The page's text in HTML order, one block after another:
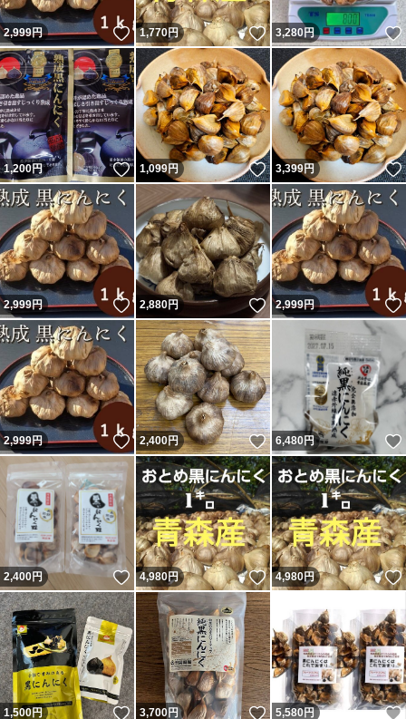
2,999円 いいね！
1,770円 いいね！
3,280円
1,200円 いいね！
1,099円 いいね！
3,399円
2,999円 いいね！
2,880円 いいね！
2,999円
2,999円 いいね！
2,400円 いいね！
6,480円
2,400円 いいね！
4,980円 いいね！
4,980円
1,500円 いいね！
3,700円 いいね！
5,580円